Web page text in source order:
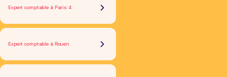
Expert comptable à Paris 4
Expert comptable à Rouen